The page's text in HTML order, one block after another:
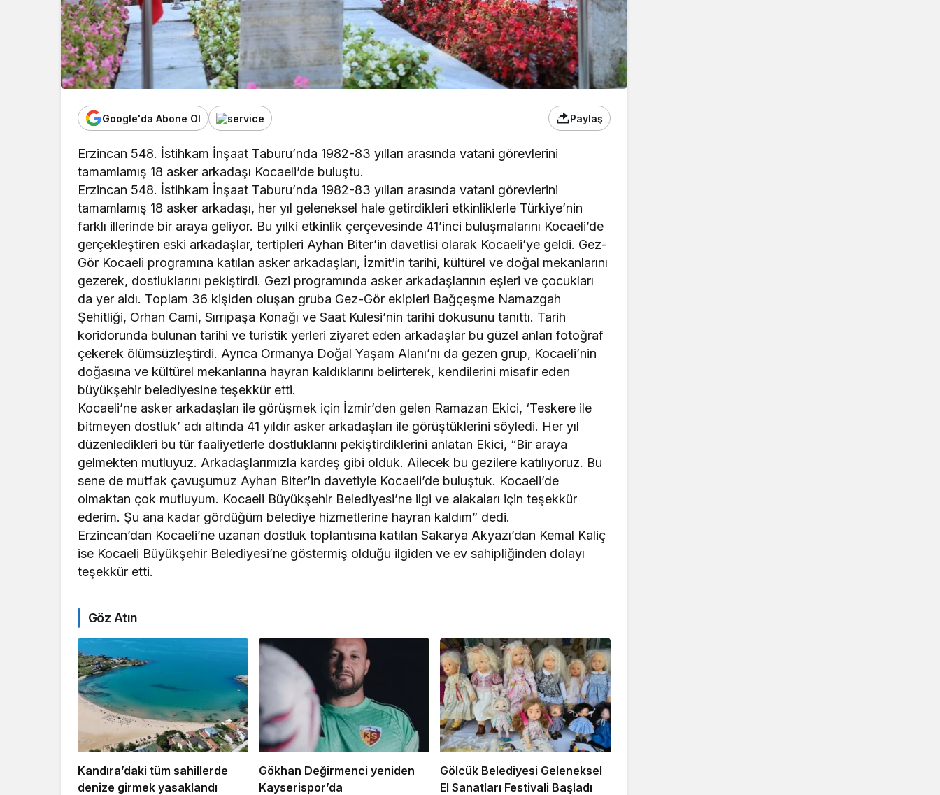
Google'da Abone Ol Paylaş
Erzincan 548. İstihkam İnşaat Taburu’nda 1982-83 yılları arasında vatani görevlerini
tamamlamış 18 asker arkadaşı Kocaeli’de buluştu.
Erzincan 548. İstihkam İnşaat Taburu’nda 1982-83 yılları arasında vatani görevlerini
tamamlamış 18 asker arkadaşı, her yıl geleneksel hale getirdikleri etkinliklerle Türkiye’nin
farklı illerinde bir araya geliyor. Bu yılki etkinlik çerçevesinde 41’inci buluşmalarını Kocaeli’de
gerçekleştiren eski arkadaşlar, tertipleri Ayhan Biter’in davetlisi olarak Kocaeli’ye geldi. Gez-
Gör Kocaeli programına katılan asker arkadaşları, İzmit’in tarihi, kültürel ve doğal mekanlarını
gezerek, dostluklarını pekiştirdi. Gezi programında asker arkadaşlarının eşleri ve çocukları
da yer aldı. Toplam 36 kişiden oluşan gruba Gez-Gör ekipleri Bağçeşme Namazgah
Şehitliği, Orhan Cami, Sırrıpaşa Konağı ve Saat Kulesi’nin tarihi dokusunu tanıttı. Tarih
koridorunda bulunan tarihi ve turistik yerleri ziyaret eden arkadaşlar bu güzel anları fotoğraf
çekerek ölümsüzleştirdi. Ayrıca Ormanya Doğal Yaşam Alanı’nı da gezen grup, Kocaeli’nin
doğasına ve kültürel mekanlarına hayran kaldıklarını belirterek, kendilerini misafir eden
büyükşehir belediyesine teşekkür etti.
Kocaeli’ne asker arkadaşları ile görüşmek için İzmir’den gelen Ramazan Ekici, ‘Teskere ile
bitmeyen dostluk’ adı altında 41 yıldır asker arkadaşları ile görüştüklerini söyledi. Her yıl
düzenledikleri bu tür faaliyetlerle dostluklarını pekiştirdiklerini anlatan Ekici, “Bir araya
gelmekten mutluyuz. Arkadaşlarımızla kardeş gibi olduk. Ailecek bu gezilere katılıyoruz. Bu
sene de mutfak çavuşumuz Ayhan Biter’in davetiyle Kocaeli’de buluştuk. Kocaeli’de
olmaktan çok mutluyum. Kocaeli Büyükşehir Belediyesi’ne ilgi ve alakaları için teşekkür
ederim. Şu ana kadar gördüğüm belediye hizmetlerine hayran kaldım” dedi.
Erzincan’dan Kocaeli’ne uzanan dostluk toplantısına katılan Sakarya Akyazı’dan Kemal Kaliç
ise Kocaeli Büyükşehir Belediyesi’ne göstermiş olduğu ilgiden ve ev sahipliğinden dolayı
teşekkür etti.
Göz Atın
Kandıra’daki tüm sahillerde
denize girmek yasaklandı
Gökhan Değirmenci yeniden
Kayserispor’da
Gölcük Belediyesi Geleneksel
El Sanatları Festivali Başladı